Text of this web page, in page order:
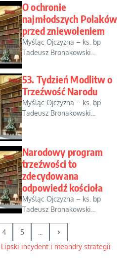
O ochronie
najmłodszych Polaków
przed zniewoleniem
Myśląc Ojczyzna – ks. bp
Tadeusz Bronakowski...
53. Tydzień Modlitw o
Trzeźwość Narodu
Myśląc Ojczyzna – ks. bp
Tadeusz Bronakowski...
Narodowy program
trzeźwości to
zdecydowana
odpowiedź kościoła
Myśląc Ojczyzna – ks. bp
Tadeusz Bronakowski...
4 5